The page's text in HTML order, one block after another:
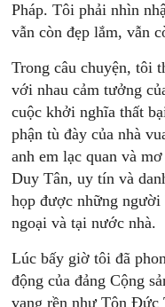
Pháp. Tôi phải nhìn
vẫn còn đẹp lắm, vẫn
Trong câu chuyện, tôi
với nhau cảm tưởng
cuộc khởi nghĩa thất
phận tù đày của nhà
anh em lạc quan và
Duy Tân, uy tín và
họp được những
ngoại và tại nước nhà.
Lúc bấy giờ tôi đã
động của đảng Cộng
vang rền như Tôn Đức